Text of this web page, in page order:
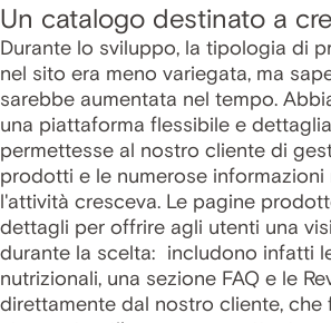
Un catalogo destinato a
Durante lo sviluppo, la tipologia di
nel sito era meno variegata, ma
sarebbe aumentata nel tempo.
una piattaforma flessibile e
permettesse al nostro cliente di
prodotti e le numerose informazioni
l'attività cresceva. Le pagine
dettagli per offrire agli utenti una
durante la scelta: includono infatti
nutrizionali, una sezione FAQ e le
direttamente dal nostro cliente, che